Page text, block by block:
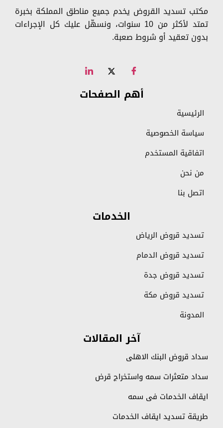
مكتب تسديد القروض يخدم جميع مناطق المملكة بخبرة
تمتد لأكثر من 10 سنوات، ونسهّل عليك كل الإجراءات
بدون تعقيد أو شروط صعبة.
أهم الصفحات
الرئيسية
سياسة الخصوصية
اتفاقية المستخدم
من نحن
اتصل بنا
الخدمات
تسديد قروض الرياض
تسديد قروض الدمام
تسديد قروض جدة
تسديد قروض مكة
المدونة
آخر المقالات
سداد قروض البنك الاهلي
سداد متعثرات سمه واستخراج قرض
ايقاف الخدمات في سمه
طريقة تسديد ايقاف الخدمات